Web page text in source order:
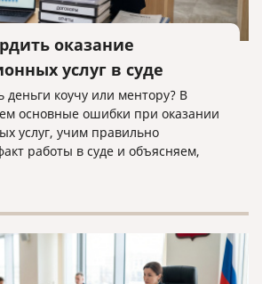
оказание
услуг в суде
деньги коучу или ментору? В
основные ошибки при оказании
услуг, учим правильно
работы в суде и объясняем,
неосновательного